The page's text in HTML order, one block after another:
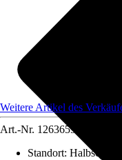
Weitere Artikel des
Art.-Nr. 12636592
Standort: Halbschatten